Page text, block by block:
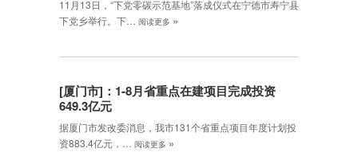
11月13日，“下党零碳示范基地”落成仪式在宁德市寿宁县
下党乡举行。下…
阅读更多 »
[厦门市]：1-8月省重点在建项目完成投资
649.3亿元
据厦门市发改委消息，我市131个省重点项目年度计划投
资883.4亿元，…
阅读更多 »